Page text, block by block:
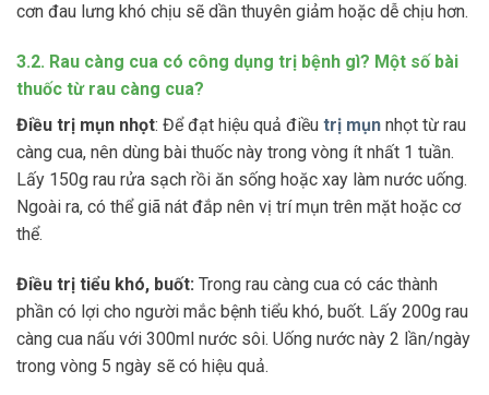
cơn đau lưng khó chịu sẽ dần thuyên giảm hoặc dễ chịu hơn.
3.2. Rau càng cua có công dụng trị bệnh gì? Một số bài
thuốc từ rau càng cua?
Điều trị mụn nhọt: Để đạt hiệu quả điều trị mụn nhọt từ rau
càng cua, nên dùng bài thuốc này trong vòng ít nhất 1 tuần.
Lấy 150g rau rửa sạch rồi ăn sống hoặc xay làm nước uống.
Ngoài ra, có thể giã nát đắp nên vị trí mụn trên mặt hoặc cơ
thể.
Điều trị tiểu khó, buốt: Trong rau càng cua có các thành
phần có lợi cho người mắc bệnh tiểu khó, buốt. Lấy 200g rau
càng cua nấu với 300ml nước sôi. Uống nước này 2 lần/ngày
trong vòng 5 ngày sẽ có hiệu quả.